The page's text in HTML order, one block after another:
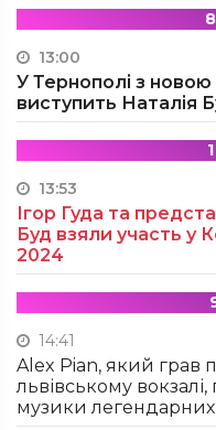
13:00
У Тернополі з
виступить Наталія
13:53
Ігор Гуда та
Буд взяли участь у
2024
14:41
Alex Pian, який грав
львівському
музики легендарних